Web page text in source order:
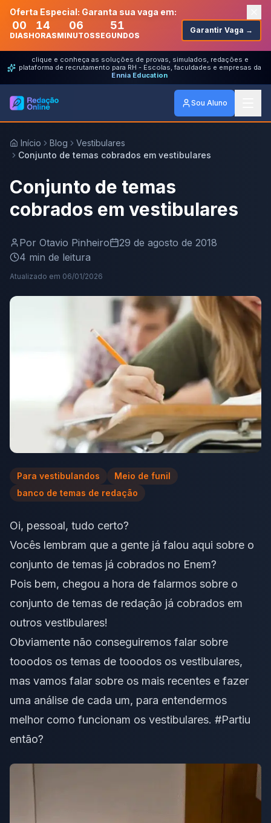
Oferta Especial: Garanta sua vaga em:
00
DIAS
14
HORAS
06
MINUTOS
51
SEGUNDOS
Garantir Vaga →
clique e conheça as soluções de provas, simulados, redações e
plataforma de recrutamento para RH - Escolas, faculdades e empresas da
Ennia Education
Sou Aluno
Início Blog
Vestibulares
Conjunto de temas cobrados em vestibulares
Conjunto de temas
cobrados em vestibulares
Por Otavio Pinheiro
29 de agosto de 2018
4 min de leitura
Atualizado em 06/01/2026
Para vestibulandos
Meio de funil
banco de temas de redação
Oi, pessoal, tudo certo?
Vocês lembram que a gente já falou aqui sobre o
conjunto de temas já cobrados no Enem?
Pois bem, chegou a hora de falarmos sobre o
conjunto de temas de redação já cobrados em
outros vestibulares!
Obviamente não conseguiremos falar sobre
tooodos os temas de tooodos os vestibulares,
mas vamos falar sobre os mais recentes e fazer
uma análise de cada um, para entendermos
melhor como funcionam os vestibulares. #Partiu
então?